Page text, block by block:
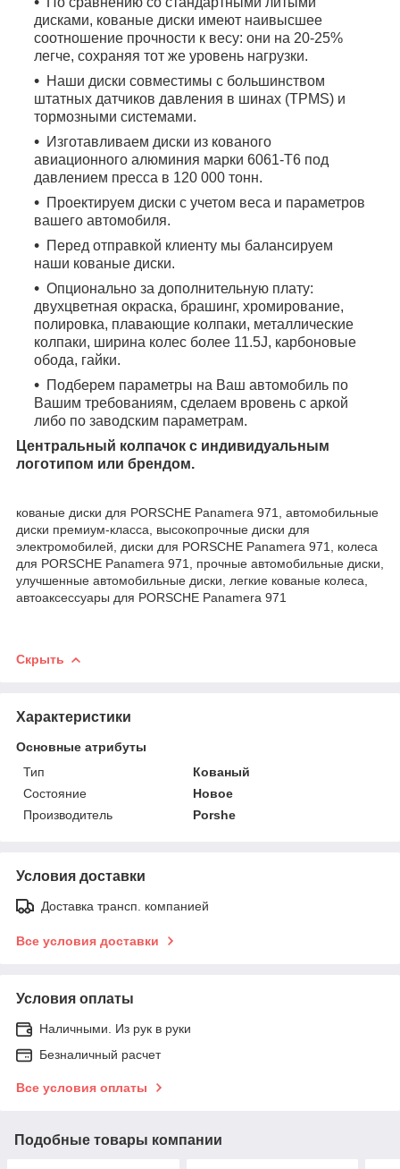
дисками, кованые диски имеют наивысшее
соотношение прочности к весу: они на 20-25%
легче, сохраняя тот же уровень нагрузки.
Наши диски совместимы с большинством
штатных датчиков давления в шинах (TPMS) и
тормозными системами.
Изготавливаем диски из кованого
авиационного алюминия марки 6061-T6 под
давлением пресса в 120 000 тонн.
Проектируем диски с учетом веса и параметров
вашего автомобиля.
Перед отправкой клиенту мы балансируем
наши кованые диски.
Опционально за дополнительную плату:
двухцветная окраска, брашинг, хромирование,
полировка, плавающие колпаки, металлические
колпаки, ширина колес более 11.5J, карбоновые
обода, гайки.
Подберем параметры на Ваш автомобиль по
Вашим требованиям, сделаем вровень с аркой
либо по заводским параметрам.
Центральный колпачок с индивидуальным
логотипом или брендом.
кованые диски для PORSCHE Panamera 971, автомобильные
диски премиум-класса, высокопрочные диски для
электромобилей, диски для PORSCHE Panamera 971, колеса
для PORSCHE Panamera 971, прочные автомобильные диски,
улучшенные автомобильные диски, легкие кованые колеса,
автоаксессуары для PORSCHE Panamera 971
Скрыть
Характеристики
Основные атрибуты
Тип
Кованый
Состояние
Новое
Производитель
Porshe
Условия доставки
Доставка трансп. компанией
Все условия доставки
Условия оплаты
Наличными. Из рук в руки
Безналичный расчет
Все условия оплаты
Подобные товары компании